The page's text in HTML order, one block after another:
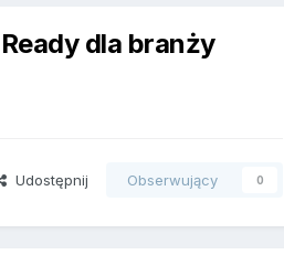
dla branży
Udostępnij Obserwujący 0